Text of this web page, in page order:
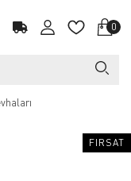
0
FIRSAT